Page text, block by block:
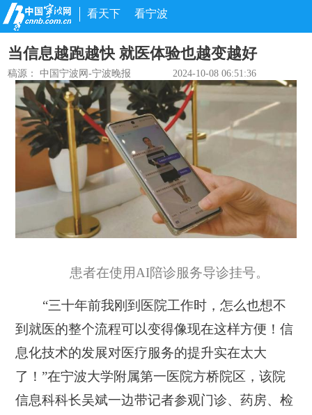
看天下 看宁波
当信息越跑越快 就医体验也越变越好
稿源：中国宁波网-宁波晚报 2024-10-08 06:51:36
患者在使用AI陪诊服务导诊挂号。
“三十年前我刚到医院工作时，怎么也想不
到就医的整个流程可以变得像现在这样方便！信
息化技术的发展对医疗服务的提升实在太大
了！”在宁波大学附属第一医院方桥院区，该院
信息科科长吴斌一边带记者参观门诊、药房、检